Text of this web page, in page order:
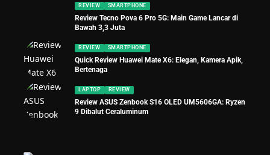
REVIEW SMARTPHONE
Review Tecno Pova 6 Pro 5G: Main Game Lancar di
Bawah 3,3 Juta
REVIEW SMARTPHONE
Quick Review Huawei Mate X6: Elegan, Kamera Apik,
Bertenaga
LAPTOP REVIEW
Review ASUS Zenbook S16 OLED UM5606GA: Ryzen
9 Dibalut Ceraluminum